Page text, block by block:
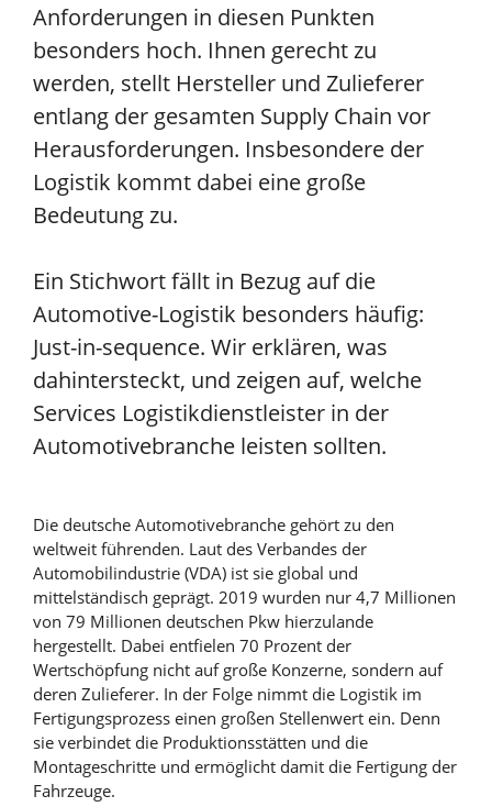
Anforderungen in diesen Punkten
besonders hoch. Ihnen gerecht zu
werden, stellt Hersteller und Zulieferer
entlang der gesamten Supply Chain vor
Herausforderungen. Insbesondere der
Logistik kommt dabei eine große
Bedeutung zu.
Ein Stichwort fällt in Bezug auf die
Automotive-Logistik besonders häufig:
Just-in-sequence. Wir erklären, was
dahintersteckt, und zeigen auf, welche
Services Logistikdienstleister in der
Automotivebranche leisten sollten.
Die deutsche Automotivebranche gehört zu den
weltweit führenden. Laut des Verbandes der
Automobilindustrie (VDA) ist sie global und
mittelständisch geprägt. 2019 wurden nur 4,7 Millionen
von 79 Millionen deutschen Pkw hierzulande
hergestellt. Dabei entfielen 70 Prozent der
Wertschöpfung nicht auf große Konzerne, sondern auf
deren Zulieferer. In der Folge nimmt die Logistik im
Fertigungsprozess einen großen Stellenwert ein. Denn
sie verbindet die Produktionsstätten und die
Montageschritte und ermöglicht damit die Fertigung der
Fahrzeuge.